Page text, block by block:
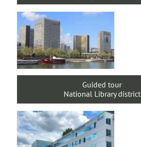
Guided tour
National Library district